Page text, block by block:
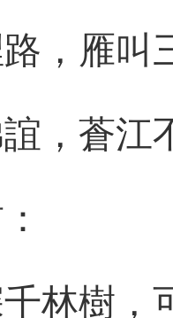
，雁叫
，蒼江
林樹，